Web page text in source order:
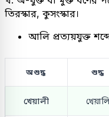
তিরস্কার, কুসংস্কার।
আলি প্রত্যয়যুক্ত
অশুদ্ধ শুদ্ধ
খেয়ালী